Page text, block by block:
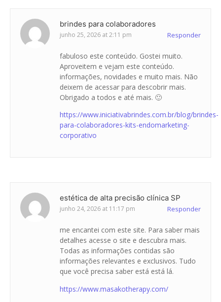
brindes para colaboradores
junho 25, 2026 at 2:11 pm Responder
fabuloso este conteúdo. Gostei muito.
Aproveitem e vejam este conteúdo.
informações, novidades e muito mais. Não
deixem de acessar para descobrir mais.
Obrigado a todos e até mais. 🙂
https://www.iniciativabrindes.com.br/blog/brindes-
para-colaboradores-kits-endomarketing-
corporativo
estética de alta precisão clínica SP
junho 24, 2026 at 11:17 pm Responder
me encantei com este site. Para saber mais
detalhes acesse o site e descubra mais.
Todas as informações contidas são
informações relevantes e exclusivos. Tudo
que você precisa saber está está lá.
https://www.masakotherapy.com/